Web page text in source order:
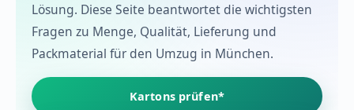
Lösung. Diese Seite beantwortet die wichtigsten
Fragen zu Menge, Qualität, Lieferung und
Packmaterial für den Umzug in München.
Kartons prüfen*